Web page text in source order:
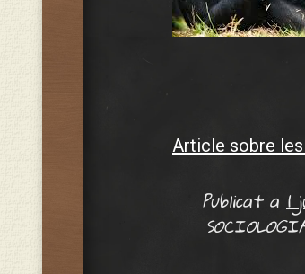
Article sobre
Publicat a 1